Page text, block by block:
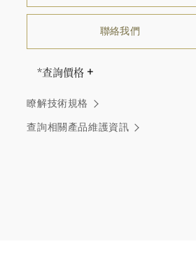
聯絡我們
*查詢價格
頓的每一件高級珠寶作品也是如此
特鑲嵌方式，重量和寶石的等級亦
客戶服務。
瞭解技術規格
查詢相關產品維護資訊